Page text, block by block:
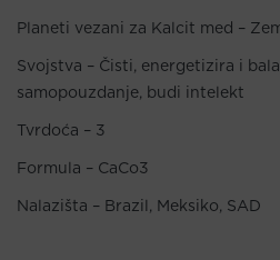
Planeti vezani za Kalcit med –
Svojstva – Čisti, energetizira i
samopouzdanje, budi intelekt
Tvrdoća – 3
Formula – CaCo3
Nalazišta – Brazil, Meksiko, SAD